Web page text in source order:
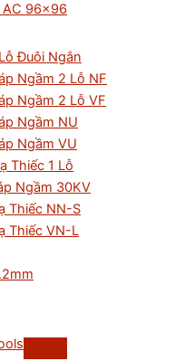
96×96
Đuôi Ngắn
Ngầm 2 Lỗ NF
Ngầm 2 Lỗ VF
Ngầm NU
Ngầm VU
Thiếc 1 Lỗ
Ngầm 30KV
Thiếc NN-S
Thiếc VN-L